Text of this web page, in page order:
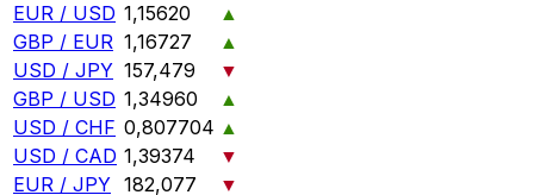
EUR / USD 1,15620
▲
GBP / EUR 1,16727
▲
USD / JPY 157,479
▼
GBP / USD 1,34960
▲
USD / CHF 0,807704 ▲
USD / CAD 1,39374
▼
EUR / JPY 182,077
▼